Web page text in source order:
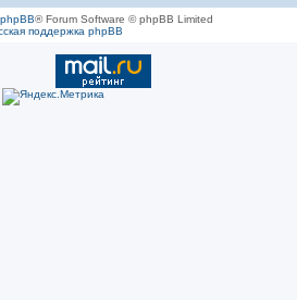
phpBB® Forum Software © phpBB Limited
поддержка phpBB